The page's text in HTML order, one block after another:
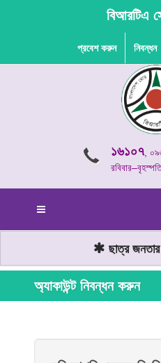
বিআরটিএ
প্রবেশ করুন নিবন্ধন
১৬১০৭,
ছাত্র জনতার
অ্যাকাউন্ট নিবন্ধন করুন